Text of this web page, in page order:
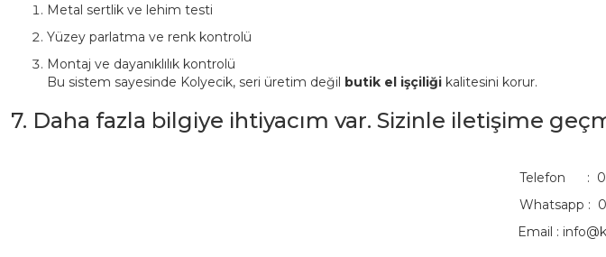
Metal sertlik ve lehim testi
Yüzey parlatma ve renk kontrolü
Montaj ve dayanıklılık kontrolü
Bu sistem sayesinde Kolyecik, seri üretim değil butik el işçiliği kalitesini korur.
7. Daha fazla bilgiye ihtiyacım var. Sizinle iletişime
Telefon :
Whatsapp :
Email :